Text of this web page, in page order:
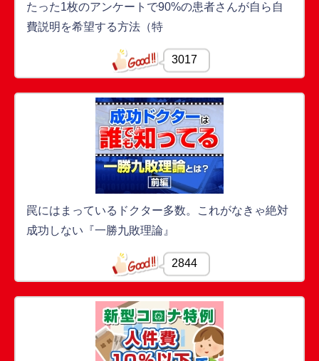
たった1枚のアンケートで90%の患者さんが自ら自
費説明を希望する方法（特
3017
罠にはまっているドクター多数。これがなきゃ絶対
成功しない『一勝九敗理論』
2844